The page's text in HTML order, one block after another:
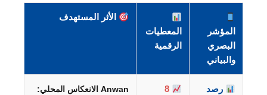
المؤشر
البصري
والبياني
المعطيات
الرقمية
الأثر المستهدف
رصد
8
Anwan الانعكاس المحلي: